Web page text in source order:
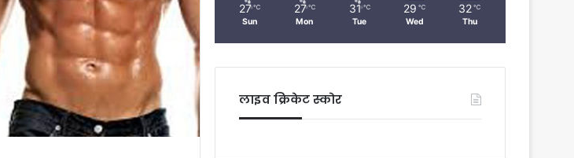
27 ℃
Sun
27 ℃
Mon
31 ℃
Tue
29 ℃
Wed
32 ℃
Thu
लाइव क्रिकेट स्कोर